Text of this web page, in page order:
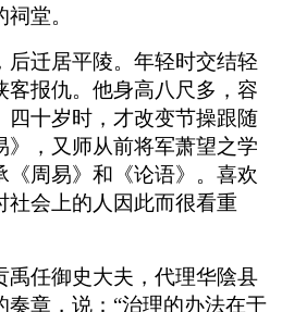
堂。
后迁居平陵。年轻时交结轻
客报仇。他身高八尺多，容
四十岁时，才改变节操跟随
》，又师从前将军萧望之学
《周易》和《论语》。喜欢
社会上的人因此而很看重
禹任御史大夫，代理华陰县
章，说：“治理的办法在于